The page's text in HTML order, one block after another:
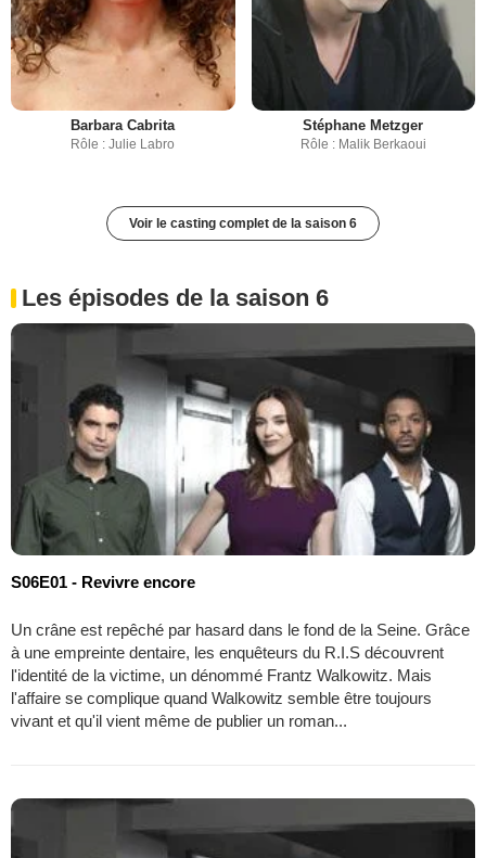
Barbara Cabrita
Rôle : Julie Labro
Stéphane Metzger
Rôle : Malik Berkaoui
Voir le casting complet de la saison 6
Les épisodes de la saison 6
S06E01 - Revivre encore
Un crâne est repêché par hasard dans le fond de la Seine. Grâce
à une empreinte dentaire, les enquêteurs du R.I.S découvrent
l'identité de la victime, un dénommé Frantz Walkowitz. Mais
l'affaire se complique quand Walkowitz semble être toujours
vivant et qu'il vient même de publier un roman...